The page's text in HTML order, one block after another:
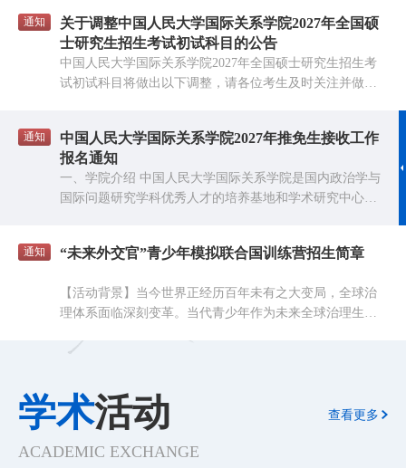
030201政治学理论 不区分研究方向 5年 6 030202中外政治制
度 不区分研究方向 5年 7 0302Z2中国政治 不区分研究方向
5年 8 140200国家安全学 不区分研究方向 5年 9 020105世界
经济 不区分研究方向 5年 直博项目入学身份为博士生，学
正确的政治方向，热爱祖国，热爱人民，拥护社会主义制
度，愿为社会主义现代化建设服务；遵纪守法，品德良好，
且满足以下条件： 1.目前就读本科学校具有教育部推荐免试
研究生资格的优秀应届本科毕业生； 2.学术研究兴趣浓厚，
有较强的创新意识、创新能力和专业能力； 3.诚实守信，学
心健康，符合国家和学校规...
位。 中国人民大学国际关系学院是国内历史最悠久、实力
最雄厚的国内外问题教学与研究机构之一，在政治理论与
政府管理、国际事务与外交政策、世界经济等研究领域具
有举足轻重的地位，培养的上万名毕业生在党政机关与事
论和实践的一线发光发热。 国际关系学院拥有一支结构合
理、力量雄厚的教师队伍。现有专任教师72人，其中，教
授36人，副教授23人，讲师12人，助教1人。另有教辅行政
人员11人。在长期的学科建设和教学科研实践中，学院涌
现出一批在国内外具有广泛影响的著名学者和学术带头
和教育部马克思主义理论研究和建设工程系列教材首席专
授课的教师包括杨光斌、金灿荣、翟东升、李巍、李晨、
黄大慧、方长平、保建云、王义桅等一批在国际国内有着
野。政治学与经济学交叉发展，理论研究与应用研究并驾
齐驱，是培养视野开阔的复合型人才的重要保证。近20年
来，上万名社会各界人士在提升学历和吸收相关专业知识
通知
关于调整中国人民大学国际关系学院2027年全国硕
士研究生招生考试初试科目的公告
中国人民大学国际关系学院2027年全国硕士研究生招生考
试初试科目将做出以下调整，请各位考生及时关注并做好
四名称由“区域国别学理论与方法”改为“区域国别学综
合”。 相关事宜详见中国人民大学2027年硕士研究生招生
简章、专业目录。 中国人民大学国际关系学院 2026年7月
15日
通知
中国人民大学国际关系学院2027年推免生接收工作
报名通知
一、学院介绍 中国人民大学国际关系学院是国内政治学与
国际问题研究学科优秀人才的培养基地和学术研究中心，
2017年中国人民大学政治学学科入选教育部“双一流”建设
拟面向推免生招收学术型硕士和直博项目。申请人仅限申
报一个项目，项目之间在考核等环节有所区别，不可互
转。 学院拟招收学术型硕士推免生的专业和研究方向如
下： 序号 专业 研究方向 学制 1 030200政治学 国际政治 2
经济学 2年 4 030200政治学 外交学 2年 5 030200政治学 政
治学理论 2年 6 030200政治学 中外政治制度 2年 7 030200
共产主义运动 2年 9 140200国家安全学 不区分研究方向 2
通知 “未来外交官”青少年模拟联合国训练营招生简章
【活动背景】当今世界正经历百年未有之大变局，全球治
理体系面临深刻变革。当代青少年作为未来全球治理生力
形象的重要使命，培养具备全球视野、跨文化沟通能力与
略重点。 中国人民大学国际关系学院作为国内政治学与国
际关系研究的顶尖学府，拥有政治学、区域国别学、国家
安全学 3 个一级学科博士学位授权点，政治学学科连续两
轮入选国家 “双一流” 建设学科。学院扎根中国大地、服务
学术活动
ACADEMIC EXCHANGE
查看更多